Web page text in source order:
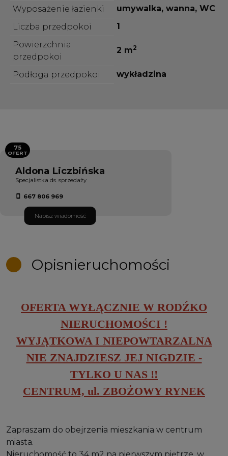
Wyposażenie łazienki
umywalka, wanna, WC
Liczba przedpokoi
1
Powierzchnia
przedpokoi
2 m2
Podłoga przedpokoi wykładzina
Aldona Liczbińska
Specjalistka ds. sprzedaży
667 806 969
Napisz wiadomość
75
OFERT
Opisnieruchomości
OFERTA WYŁĄCZNIE W RODŹKO
NIERUCHOMOŚCI !
WYJĄTKOWA I NIEPOWTARZALNA
NIE ZNAJDZIESZ JEJ NIGDZIE -
TYLKO U NAS !!
CENTRUM, ul. ZBOŻOWY RYNEK
Zapraszam do obejrzenia mieszkania w centrum
miasta.